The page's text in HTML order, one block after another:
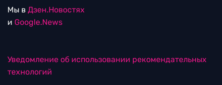
Мы в Дзен.Новостях
и Google.News
Уведомление об использовании рекомендательных
технологий